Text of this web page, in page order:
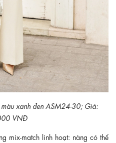
xanh đen ASM24-30; Giá:
VNĐ
mix-match linh hoạt: nàng có thể